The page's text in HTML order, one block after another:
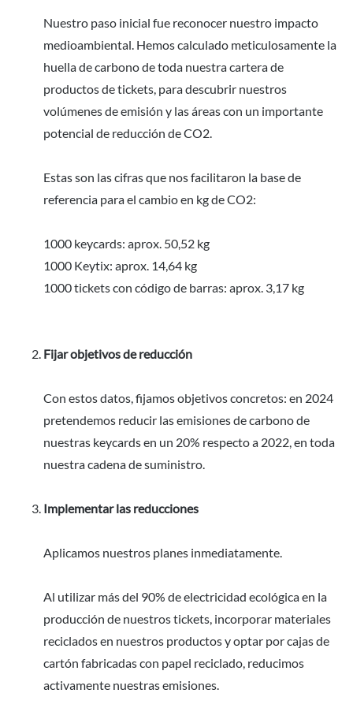
Nuestro paso inicial fue reconocer nuestro impacto
medioambiental. Hemos calculado meticulosamente la
huella de carbono de toda nuestra cartera de
productos de tickets, para descubrir nuestros
volúmenes de emisión y las áreas con un importante
potencial de reducción de CO2.
Estas son las cifras que nos facilitaron la base de
referencia para el cambio en kg de CO2:
1000 keycards: aprox. 50,52 kg
1000 Keytix: aprox. 14,64 kg
1000 tickets con código de barras: aprox. 3,17 kg
Fijar objetivos de reducción
Con estos datos, fijamos objetivos concretos: en 2024
pretendemos reducir las emisiones de carbono de
nuestras keycards en un 20% respecto a 2022, en toda
nuestra cadena de suministro.
Implementar las reducciones
Aplicamos nuestros planes inmediatamente.
Al utilizar más del 90% de electricidad ecológica en la
producción de nuestros tickets, incorporar materiales
reciclados en nuestros productos y optar por cajas de
cartón fabricadas con papel reciclado, reducimos
activamente nuestras emisiones.